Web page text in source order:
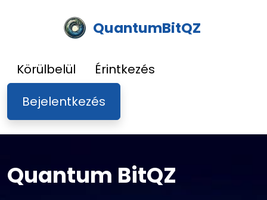
QuantumBitQZ
Körülbelül
Érintkezés
Bejelentkezés
Quantum BitQZ